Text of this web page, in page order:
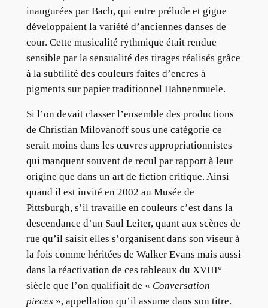
inaugurées par Bach, qui entre prélude et gigue
développaient la variété d’anciennes danses de
cour. Cette musicalité rythmique était rendue
sensible par la sensualité des tirages réalisés grâce
à la subtilité des couleurs faites d’encres à
pigments sur papier traditionnel Hahnenmuele.
Si l’on devait classer l’ensemble des productions
de Christian Milovanoff sous une catégorie ce
serait moins dans les œuvres appropriationnistes
qui manquent souvent de recul par rapport à leur
origine que dans un art de fiction critique. Ainsi
quand il est invité en 2002 au Musée de
Pittsburgh, s’il travaille en couleurs c’est dans la
descendance d’un Saul Leiter, quant aux scènes de
rue qu’il saisit elles s’organisent dans son viseur à
la fois comme héritées de Walker Evans mais aussi
dans la réactivation de ces tableaux du XVIII°
siècle que l’on qualifiait de « Conversation
pieces », appellation qu’il assume dans son titre.